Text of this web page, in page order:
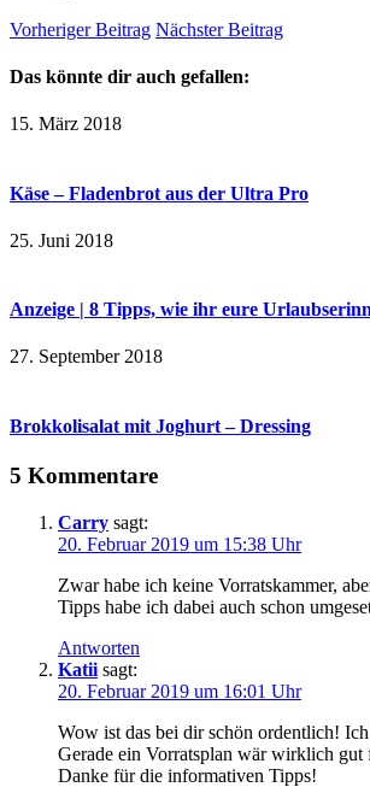
Vorheriger Beitrag Nächster Beitrag
Das könnte dir auch gefallen:
15. März 2018
Käse – Fladenbrot aus der Ultra Pro
25. Juni 2018
Anzeige | 8 Tipps, wie ihr eure
27. September 2018
Brokkolisalat mit Joghurt – Dressing
5 Kommentare
Carry sagt:
20. Februar 2019 um 15:38 Uhr
Zwar habe ich keine Vorratskammer,
Tipps habe ich dabei auch schon
Antworten
Katii sagt:
20. Februar 2019 um 16:01 Uhr
Wow ist das bei dir schön ordentlich!
Gerade ein Vorratsplan wär wirklich
Danke für die informativen Tipps!